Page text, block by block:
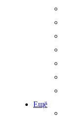
Ещё